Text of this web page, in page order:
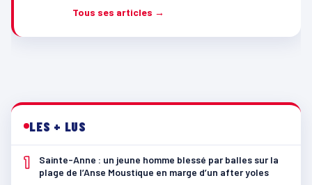
Tous ses articles →
LES + LUS
1
Sainte-Anne : un jeune homme blessé par balles sur la
plage de l’Anse Moustique en marge d’un after yoles